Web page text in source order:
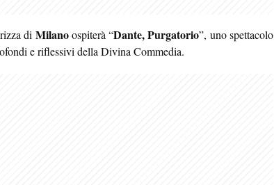
di Milanoospiterà “Dante, Purgatorio”, uno spettacolo
e riflessivi della Divina Commedia.